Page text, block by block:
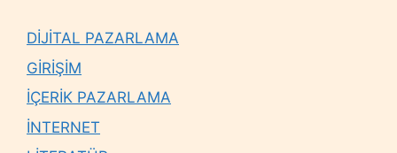
DİJİTAL PAZARLAMA
GİRİŞİM
İÇERİK PAZARLAMA
İNTERNET